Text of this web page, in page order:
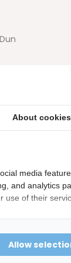
levering is
About cookies
media
and analytics
use of their
Allow